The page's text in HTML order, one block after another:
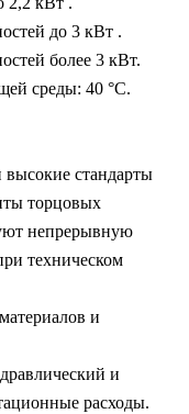
до 3 кВт .
более 3 кВт.
среды: 40 °C.
высокие стандарты
торцовых
непрерывную
техническом
и
и
расходы.